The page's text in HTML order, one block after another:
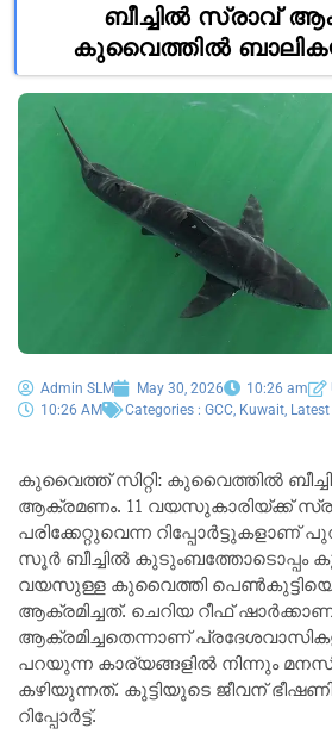
ബീച്ചിൽ സ്രാവ്
കുവൈത്തിൽ
Admin SLM May 30, 2026 10:26 am
10:26 AM
Categories : GCC Kuwait
കുവൈത്ത് സിറ്റി: കുവൈത്തിൽ
ആക്രമണം. 11 വയസുകാരിയ്ക്ക്
പരിക്കേറ്റുവെന്ന
സൂർ ബീച്ചിൽ കുടുംബത്തോടൊപ്പം
വയസുള്ള കുവൈത്തി
ആക്രമിച്ചത്. ചെറിയ റീഫ്
ആക്രമിച്ചതെന്നാണ്
പറയുന്ന കാര്യങ്ങളിൽ നിന്നും
കഴിയുന്നത്. കുട്ടിയുടെ ജീവന്
റിപ്പോർട്ട്.